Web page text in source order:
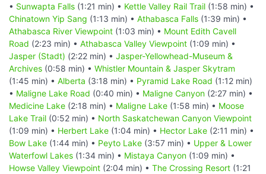
• Sunwapta Falls (1:21 min) • Kettle Valley Rail Trail (1:58 min) •
Chinatown Yip Sang (1:13 min) • Athabasca Falls (1:39 min) •
Athabasca River Viewpoint (1:03 min) • Mount Edith Cavell
Road (2:23 min) • Athabasca Valley Viewpoint (1:09 min) •
Jasper (Stadt) (2:22 min) • Jasper-Yellowhead-Museum &
Archives (0:58 min) • Whistler Mountain & Jasper Skytram
(1:45 min) • Alberta (3:18 min) • Pyramid Lake Road (1:12 min)
• Maligne Lake Road (0:40 min) • Maligne Canyon (2:27 min) •
Medicine Lake (2:18 min) • Maligne Lake (1:58 min) • Moose
Lake Trail (0:52 min) • North Saskatchewan Canyon Viewpoint
(1:09 min) • Herbert Lake (1:04 min) • Hector Lake (2:11 min) •
Bow Lake (1:44 min) • Peyto Lake (3:57 min) • Upper & Lower
Waterfowl Lakes (1:34 min) • Mistaya Canyon (1:09 min) •
Howse Valley Viewpoint (2:04 min) • The Crossing Resort (1:21